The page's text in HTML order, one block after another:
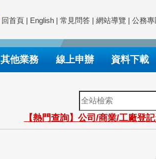
回首頁 | English | 常見問答 | 網站導覽 | 公務專
其他業務 線上申辦 資料下載
全
站
檢
索
【熱門查詢】公司/商業/工廠登